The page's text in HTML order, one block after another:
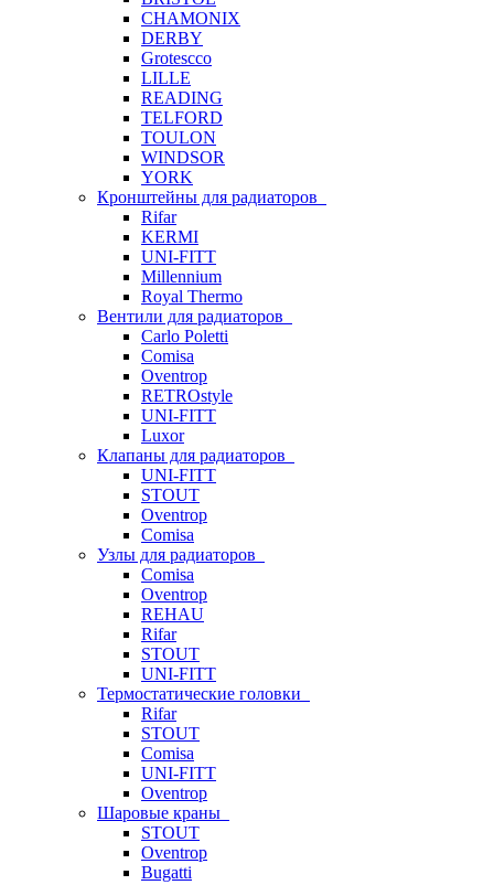
CHAMONIX
DERBY
Grotescco
LILLE
READING
TELFORD
TOULON
WINDSOR
YORK
Кронштейны для радиаторов
Rifar
KERMI
UNI-FITT
Millennium
Royal Thermo
Вентили для радиаторов
Carlo Poletti
Comisa
Oventrop
RETROstyle
UNI-FITT
Luxor
Клапаны для радиаторов
UNI-FITT
STOUT
Oventrop
Comisa
Узлы для радиаторов
Comisa
Oventrop
REHAU
Rifar
STOUT
UNI-FITT
Термостатические головки
Rifar
STOUT
Comisa
UNI-FITT
Oventrop
Шаровые краны
STOUT
Oventrop
Bugatti